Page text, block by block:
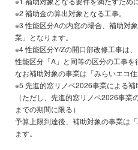
※2 補助金の算出対象となる工事。
※3 性能区分Aの内窓の場合、補助対
業」となります。
※4 性能区分Y/Zの開口部改修工事は
性能区分「A」と同等の区分の工事を
なお補助対象の事業は「みらいエコ
※5 先進的窓リノベ2026事業による補
（ただし、先進的窓リノベ2026事
までの期間に限る）
予算上限到達後、補助対象の事業は
ます。